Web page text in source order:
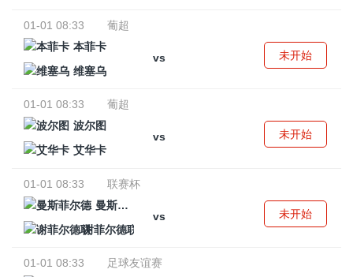
01-01 08:33
葡超
本菲卡
vs
维塞乌
未开始
01-01 08:33
葡超
波尔图
vs
艾华卡
未开始
01-01 08:33
联赛杯
曼斯菲尔德
vs
谢菲尔德联
未开始
01-01 08:33
足球友谊赛